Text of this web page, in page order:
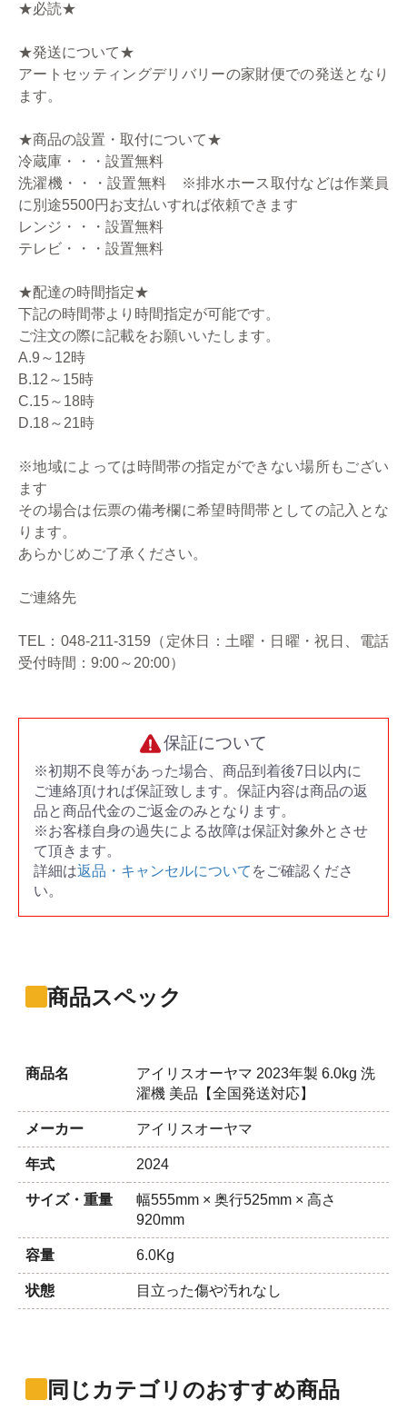
★必読★
★発送について★
アートセッティングデリバリーの家財便での発送となり
ます。
★商品の設置・取付について★
冷蔵庫・・・設置無料
洗濯機・・・設置無料 ※排水ホース取付などは作業員
に別途5500円お支払いすれば依頼できます
レンジ・・・設置無料
テレビ・・・設置無料
★配達の時間指定★
下記の時間帯より時間指定が可能です。
ご注文の際に記載をお願いいたします。
A.9～12時
B.12～15時
C.15～18時
D.18～21時
※地域によっては時間帯の指定ができない場所もござい
ます
その場合は伝票の備考欄に希望時間帯としての記入とな
ります。
あらかじめご了承ください。
ご連絡先
TEL：048-211-3159（定休日：土曜・日曜・祝日、電話
受付時間：9:00～20:00）
保証について
※初期不良等があった場合、商品到着後7日以内に
ご連絡頂ければ保証致します。保証内容は商品の返
品と商品代金のご返金のみとなります。
※お客様自身の過失による故障は保証対象外とさせ
て頂きます。
詳細は返品・キャンセルについて をご確認くださ
い。
商品スペック
商品名
アイリスオーヤマ 2023年製 6.0kg 洗
濯機 美品【全国発送対応】
メーカー アイリスオーヤマ
年式 2024
サイズ・重量
幅555mm × 奥行525mm × 高さ
920mm
容量 6.0Kg
状態 目立った傷や汚れなし
同じカテゴリのおすすめ商品